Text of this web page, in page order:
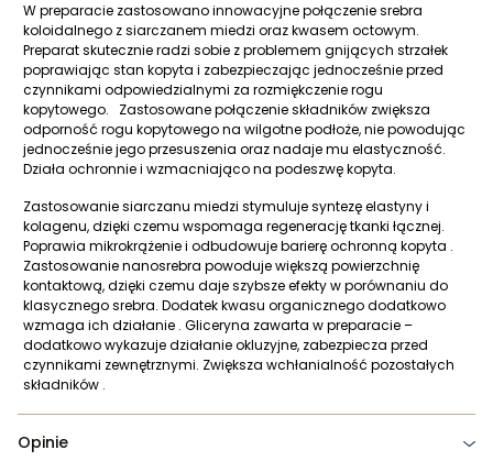
W preparacie zastosowano innowacyjne połączenie srebra
koloidalnego z siarczanem miedzi oraz kwasem octowym.
Preparat skutecznie radzi sobie z problemem gnijących strzałek
poprawiając stan kopyta i zabezpieczając jednocześnie przed
czynnikami odpowiedzialnymi za rozmiękczenie rogu
kopytowego. Zastosowane połączenie składników zwiększa
odporność rogu kopytowego na wilgotne podłoże, nie powodując
jednocześnie jego przesuszenia oraz nadaje mu elastyczność.
Działa ochronnie i wzmacniająco na podeszwę kopyta.
Zastosowanie siarczanu miedzi stymuluje syntezę elastyny i
kolagenu, dzięki czemu wspomaga regenerację tkanki łącznej.
Poprawia mikrokrążenie i odbudowuje barierę ochronną kopyta .
Zastosowanie nanosrebra powoduje większą powierzchnię
kontaktową, dzięki czemu daje szybsze efekty w porównaniu do
klasycznego srebra. Dodatek kwasu organicznego dodatkowo
wzmaga ich działanie . Gliceryna zawarta w preparacie –
dodatkowo wykazuje działanie okluzyjne, zabezpiecza przed
czynnikami zewnętrznymi. Zwiększa wchłanialność pozostałych
składników .
Opinie